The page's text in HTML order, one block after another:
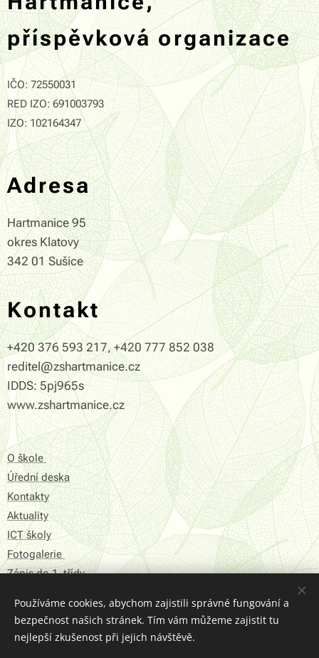
příspěvková organizace
IČO: 72550031
RED IZO: 691003793
IZO: 102164347
Adresa
Hartmanice 95
okres Klatovy
342 01 Sušice
Kontakt
+420 376 593 217, +420 777 852 038
reditel@zshartmanice.cz
IDDS: 5pj965s
www.zshartmanice.cz
O škole
Úřední deska
Kontakty
Aktuality
ICT školy
Fotogalerie
Zápis do 1. třídy
Prohlášení o přístupnosti
Struktura Stránek
Používáme cookies, abychom zajistili správné fungování a
bezpečnost našich stránek. Tím vám můžeme zajistit tu
nejlepší zkušenost při jejich návštěvě.